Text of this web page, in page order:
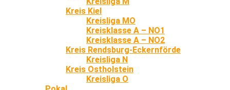
Kreis Kiel
Kreisliga MO
Kreisklasse A – NO1
Kreisklasse A – NO2
Kreis Rendsburg-Eckernförde
Kreisliga N
Kreis Ostholstein
Kreisliga O